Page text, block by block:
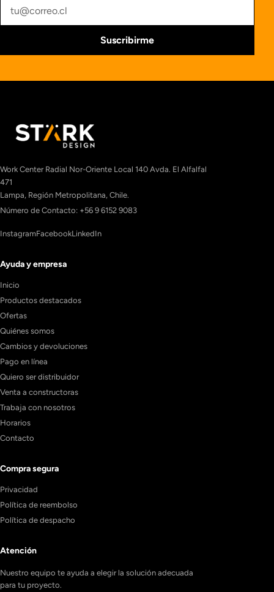
Suscribirme
Work Center Radial Nor-Oriente Local 140 Avda. El Alfalfal
471
Lampa, Región Metropolitana, Chile.
Número de Contacto: +56 9 6152 9083
InstagramFacebookLinkedIn
Ayuda y empresa
Inicio
Productos destacados
Ofertas
Quiénes somos
Cambios y devoluciones
Pago en línea
Quiero ser distribuidor
Venta a constructoras
Trabaja con nosotros
Horarios
Contacto
Compra segura
Privacidad
Política de reembolso
Política de despacho
Atención
Nuestro equipo te ayuda a elegir la solución adecuada
para tu proyecto.